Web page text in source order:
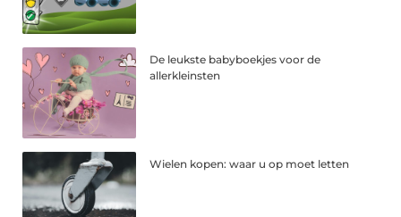
De leukste babyboekjes voor de
allerkleinsten
Wielen kopen: waar u op moet letten